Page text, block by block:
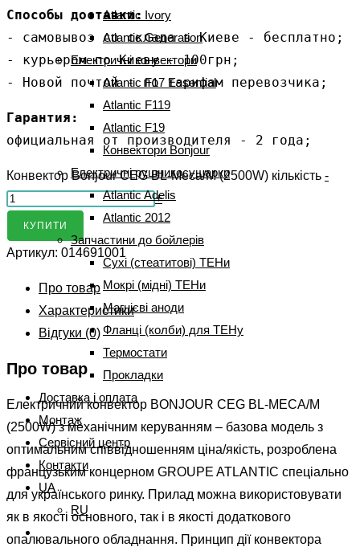
Atlantic Ivory
Atlantic Generation
Електричні конвектори
Atlantic F17 Essential
Atlantic F119
Atlantic F19
Конвектори Bonjour
Електричні рушникосушарки
Atlantic Adelis
Atlantic 2012
Запчастини до бойлерів
Сухі (стеатитові) ТЕНи
Мокрі (мідні) ТЕНи
Магнієві аноди
Фланці (колби) для ТЕНу
Термостати
Прокладки
Доставка і оплата
Монтаж
Сервісний центр
Контакти
UA
RU
Способы доставки:
- самовывоз со склада в Киеве - бесплатно;
- курьером по Киеву - 100грн;
- Новой почтой - по тарифам перевозчика;
Гарантия:
официальная от производителя - 2 года;
Конвектор Bonjour CEG BL-Meca/M (2500W) кількість -
+
КУПИТИ
Артикул: 014691001
Про товар
Характеристики
Відгуки (0)
Про товар
Електричний конвектор BONJOUR CEG BL-MECA/M
(2500W) з механічним керуванням – базова модель з
оптимальним співвідношенням ціна/якість, розроблена
французьким концерном GROUPE ATLANTIC спеціально
для українського ринку. Прилад можна використовувати
як в якості основного, так і в якості додаткового
опалювального обладнання. Принцип дії конвектора